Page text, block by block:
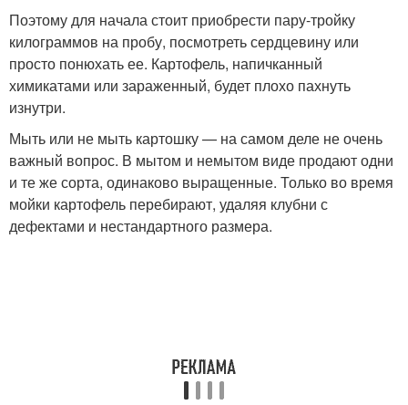
Поэтому для начала стоит приобрести пару-тройку
килограммов на пробу, посмотреть сердцевину или
просто понюхать ее. Картофель, напичканный
химикатами или зараженный, будет плохо пахнуть
изнутри.
Мыть или не мыть картошку — на самом деле не очень
важный вопрос. В мытом и немытом виде продают одни
и те же сорта, одинаково выращенные. Только во время
мойки картофель перебирают, удаляя клубни с
дефектами и нестандартного размера.